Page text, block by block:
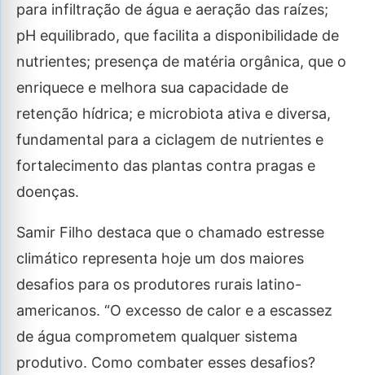
para infiltração de água e aeração das raízes;
pH equilibrado, que facilita a disponibilidade de
nutrientes; presença de matéria orgânica, que o
enriquece e melhora sua capacidade de
retenção hídrica; e microbiota ativa e diversa,
fundamental para a ciclagem de nutrientes e
fortalecimento das plantas contra pragas e
doenças.
Samir Filho destaca que o chamado estresse
climático representa hoje um dos maiores
desafios para os produtores rurais latino-
americanos. “O excesso de calor e a escassez
de água comprometem qualquer sistema
produtivo. Como combater esses desafios?